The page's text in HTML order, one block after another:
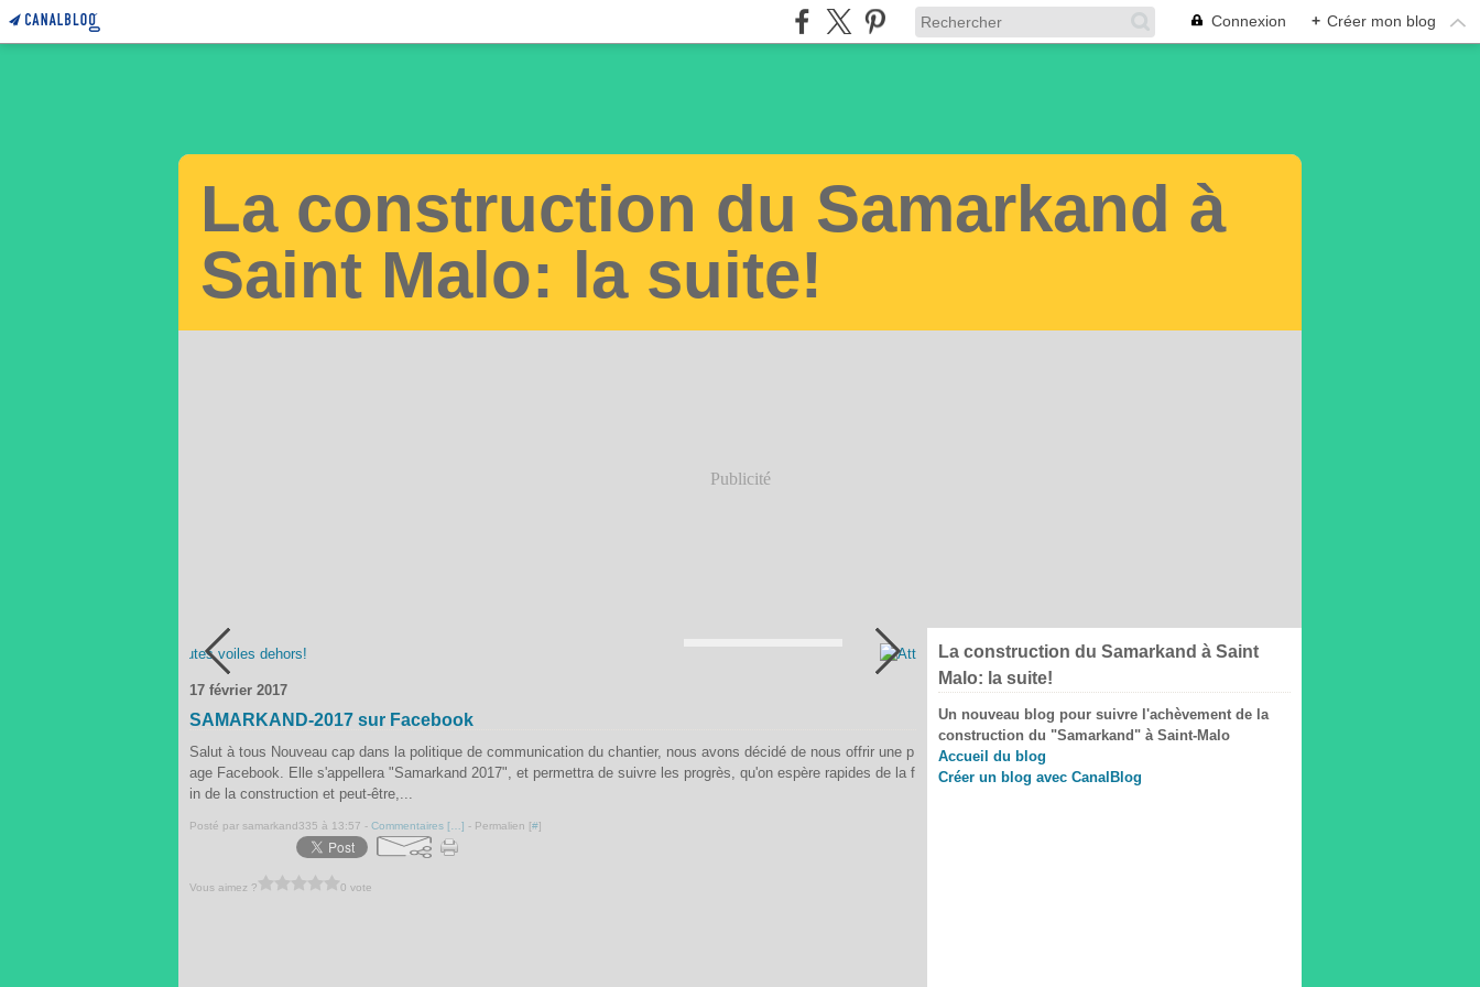
Connexion + Créer mon blog
La construction du Samarkand à
Saint Malo: la suite!
Publicité
17 février 2017
SAMARKAND-2017 sur Facebook
Salut à tous Nouveau cap dans la politique de communication du chantier, nous avons décidé de nous offrir une p
age Facebook. Elle s'appellera "Samarkand 2017", et permettra de suivre les progrès, qu'on espère rapides de la f
in de la construction et peut-être,...
Posté par samarkand335 à 13:57 - Commentaires [ ] - Permalien [#]
Vous aimez ? 0 vote
La construction du Samarkand à Saint
Malo: la suite!
Un nouveau blog pour suivre l'achèvement de la
construction du "Samarkand" à Saint-Malo
Accueil du blog
Créer un blog avec CanalBlog